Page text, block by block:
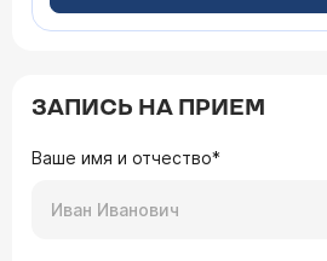
ЗАПИСЬ НА ПРИЕМ
Ваше имя и отчество*